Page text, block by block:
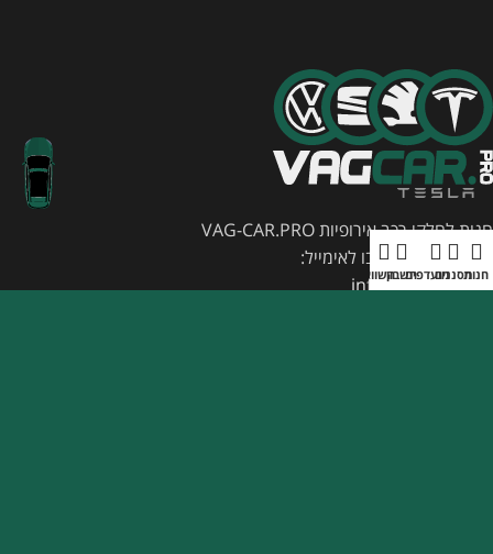
חנות לחלקי רכב אירופיות VAG-CAR.PRO
ליצירת קשר תכתבו לאימייל:
info@vag-car.pro
חנותמסנניםמועדפיםחשבוןהשוואה תפריט